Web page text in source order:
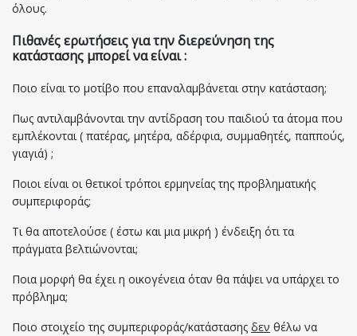
όλους.
Πιθανές ερωτήσεις για την διερεύνηση της
κατάστασης μπορεί να είναι :
Ποιο είναι το μοτίβο που επαναλαμβάνεται στην κατάσταση;
Πως αντιλαμβάνονται την αντίδραση του παιδιού τα άτομα που
εμπλέκονται ( πατέρας, μητέρα, αδέρφια, συμμαθητές, παππούς,
γιαγιά) ;
Ποιοι είναι οι θετικοί τρόποι ερμηνείας της προβληματικής
συμπεριφοράς;
Τι θα αποτελούσε ( έστω και μια μικρή ) ένδειξη ότι τα
πράγματα βελτιώνονται;
Ποια μορφή θα έχει η οικογένεια όταν θα πάψει να υπάρχει το
πρόβλημα;
Ποιο στοιχείο της συμπεριφοράς/κατάστασης δεν θέλω να